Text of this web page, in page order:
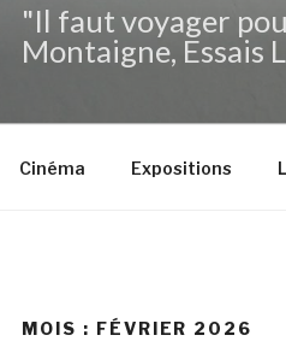
"Il faut voyager
Montaigne, Essais
Cinéma Expositions
MOIS : FÉVRIER 2026